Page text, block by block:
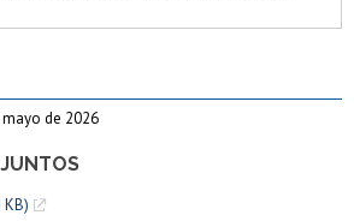
KB)
de 2026